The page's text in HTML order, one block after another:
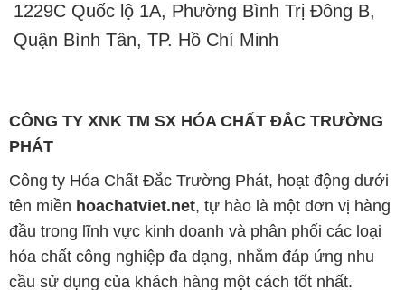
1229C Quốc lộ 1A, Phường Bình Trị Đông B,
Quận Bình Tân, TP. Hồ Chí Minh
CÔNG TY XNK TM SX HÓA CHẤT ĐẮC TRƯỜNG
PHÁT
Công ty Hóa Chất Đắc Trường Phát, hoạt động dưới
tên miền hoachatviet.net, tự hào là một đơn vị hàng
đầu trong lĩnh vực kinh doanh và phân phối các loại
hóa chất công nghiệp đa dạng, nhằm đáp ứng nhu
cầu sử dụng của khách hàng một cách tốt nhất.